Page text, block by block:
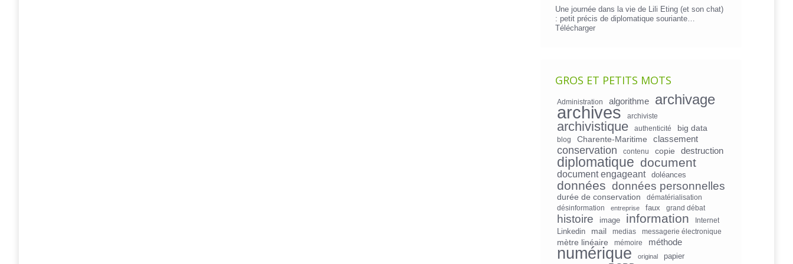
Une journée dans la vie de Lili Eting (et son chat)
: petit précis de diplomatique souriante…
Télécharger
GROS ET PETITS MOTS
Administration algorithme archivage
archives archiviste
archivistique authenticité big data
blog Charente-Maritime classement
conservation contenu copie destruction
diplomatique document
document engageant doléances
données données personnelles
durée de conservation
dématérialisation
désinformation
entreprise faux grand débat
histoire image information Internet
Linkedin mail medias messagerie électronique
mètre linéaire mémoire méthode
numérique original papier